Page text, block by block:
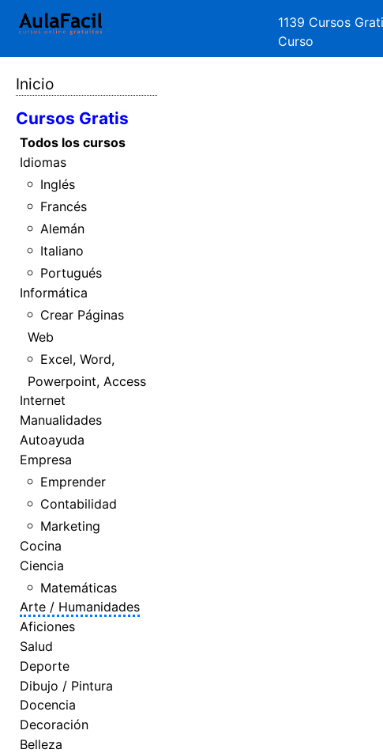
1139 Cursos
Curso
Inicio
Cursos Gratis
Todos los cursos
Idiomas
Inglés
Francés
Alemán
Italiano
Portugués
Informática
Crear Páginas
Web
Excel, Word,
Powerpoint, Access
Internet
Manualidades
Autoayuda
Empresa
Emprender
Contabilidad
Marketing
Cocina
Ciencia
Matemáticas
Arte / Humanidades
Aficiones
Salud
Deporte
Dibujo / Pintura
Docencia
Decoración
Belleza